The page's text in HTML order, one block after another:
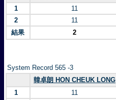
1
11
2
11
結果
2
System Record 565 -3
韓卓朗 HON CHEUK LONG
1
11